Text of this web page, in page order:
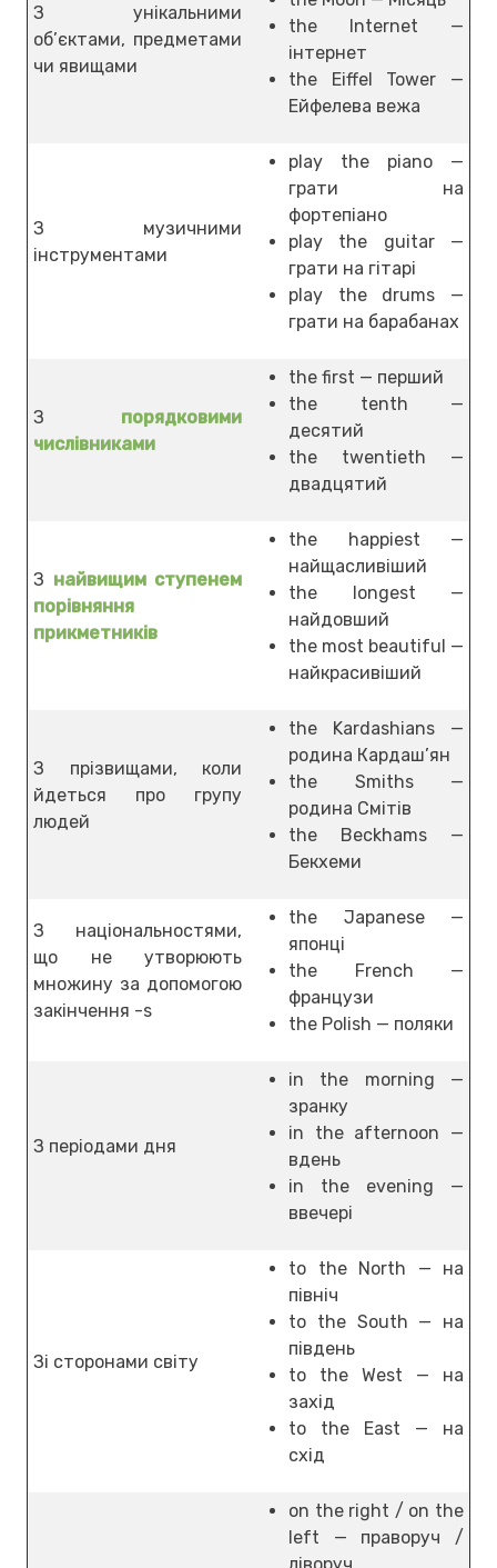
З унікальними
об’єктами, предметами
чи явищами
the Internet —
інтернет
the Eiffel Tower —
Ейфелева вежа
З музичними
інструментами
play the piano —
грати на
фортепіано
play the guitar —
грати на гітарі
play the drums —
грати на барабанах
З порядковими
числівниками
the first — перший
the tenth —
десятий
the twentieth —
двадцятий
З найвищим ступенем
порівняння
прикметників
the happiest —
найщасливіший
the longest —
найдовший
the most beautiful —
найкрасивіший
З прізвищами, коли
йдеться про групу
людей
the Kardashians —
родина Кардаш’ян
the Smiths —
родина Смітів
the Beckhams —
Бекхеми
З національностями,
що не утворюють
множину за допомогою
закінчення -s
the Japanese —
японці
the French —
французи
the Polish — поляки
З періодами дня
in the morning —
зранку
in the afternoon —
вдень
in the evening —
ввечері
Зі сторонами світу
to the North — на
північ
to the South — на
південь
to the West — на
захід
to the East — на
схід
on the right / on the
left — праворуч /